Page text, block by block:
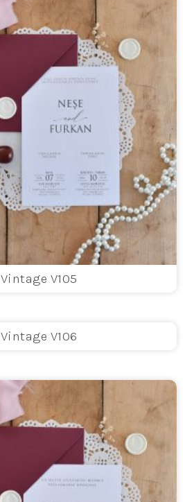
Vintage V105
Vintage V106